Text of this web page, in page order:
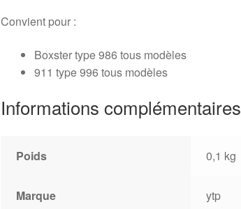
Convient pour :
Boxster type 986 tous modèles
911 type 996 tous modèles
Informations complémentaires
Poids 0,1 kg
Marque ytp